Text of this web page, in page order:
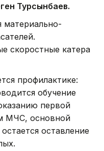
Турсынбаев.
материально-
скоростные катера
профилактике:
обучение
первой
МЧС, основной
оставление